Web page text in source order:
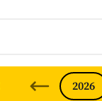
2026